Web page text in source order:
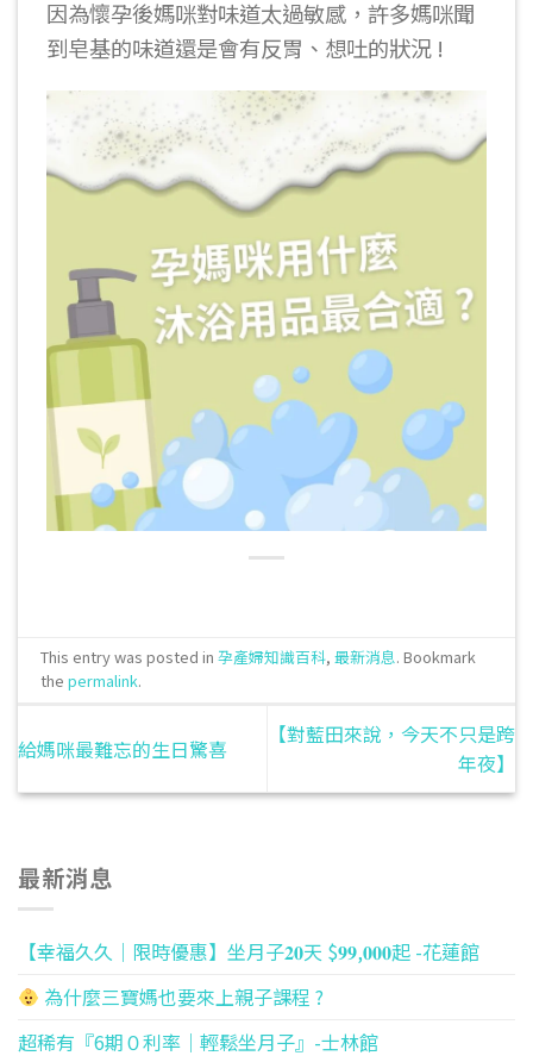
因為懷孕後媽咪對味道太過敏感，許多媽咪聞
到皂基的味道還是會有反胃、想吐的狀況 !
This entry was posted in孕產婦知識百科,最新消息. Bookmark
thepermalink.
給媽咪最難忘的生日驚喜
【對藍田來說，今天不只是跨
年夜】
最新消息
【幸福久久｜限時優惠】坐月子𝟐𝟎天 $𝟗𝟗,𝟎𝟎𝟎起 -花蓮館
為什麼三寶媽也要來上親子課程 ?
超稀有『6期０利率｜輕鬆坐月子』-士林館